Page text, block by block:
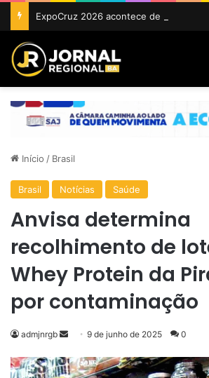
Início / Brasil
Brasil Notícias Saúde
Anvisa determina
recolhimento de
Whey Protein da
por contaminação
admjnrgb
Mande
e-
9 de junho de 2025 0